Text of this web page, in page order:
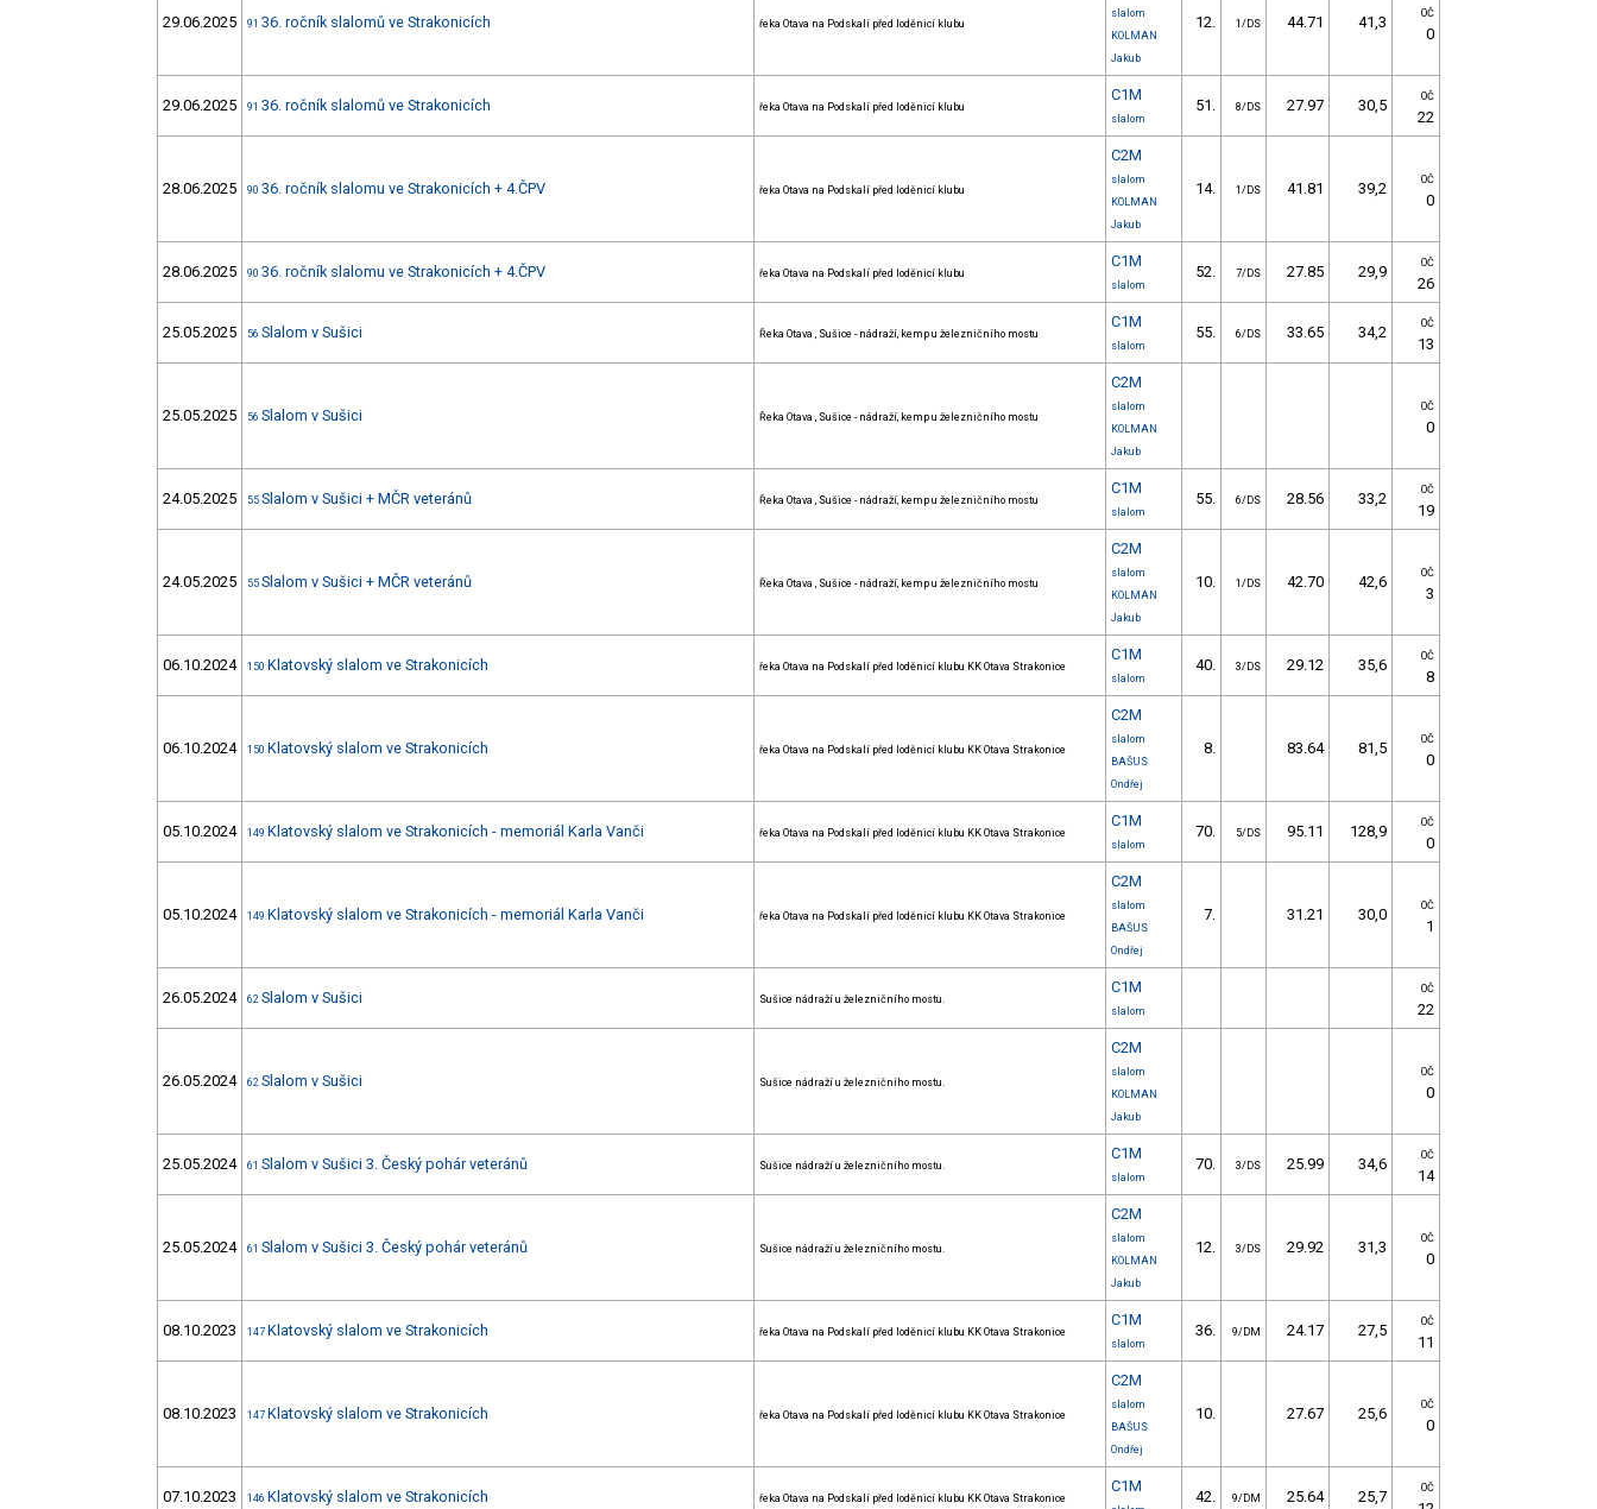
29.06.2025 91 36. ročník slalomů ve Strakonicích řeka Otava na Podskalí před loděnicí klubu
slalom
KOLMAN
Jakub
12. 1/DS 44.71 41,3 OČ
0
29.06.2025 91 36. ročník slalomů ve Strakonicích řeka Otava na Podskalí před loděnicí klubu
C1M
slalom
51. 8/DS 27.97 30,5 OČ
22
28.06.2025 90 36. ročník slalomu ve Strakonicích + 4.ČPV řeka Otava na Podskalí před loděnicí klubu
C2M
slalom
KOLMAN
Jakub
14. 1/DS 41.81 39,2 OČ
0
28.06.2025 90 36. ročník slalomu ve Strakonicích + 4.ČPV řeka Otava na Podskalí před loděnicí klubu
C1M
slalom
52. 7/DS 27.85 29,9 OČ
26
25.05.2025 56 Slalom v Sušici Řeka Otava , Sušice - nádraží, kemp u železničního mostu
C1M
slalom
55. 6/DS 33.65 34,2 OČ
13
25.05.2025 56 Slalom v Sušici Řeka Otava , Sušice - nádraží, kemp u železničního mostu
C2M
slalom
KOLMAN
Jakub
OČ
0
24.05.2025 55 Slalom v Sušici + MČR veteránů Řeka Otava , Sušice - nádraží, kemp u železničního mostu
C1M
slalom
55. 6/DS 28.56 33,2 OČ
19
24.05.2025 55 Slalom v Sušici + MČR veteránů Řeka Otava , Sušice - nádraží, kemp u železničního mostu
C2M
slalom
KOLMAN
Jakub
10. 1/DS 42.70 42,6 OČ
3
06.10.2024 150 Klatovský slalom ve Strakonicích řeka Otava na Podskalí před loděnicí klubu KK Otava Strakonice
C1M
slalom
40. 3/DS 29.12 35,6 OČ
8
06.10.2024 150 Klatovský slalom ve Strakonicích řeka Otava na Podskalí před loděnicí klubu KK Otava Strakonice
C2M
slalom
BAŠUS
Ondřej
8. 83.64 81,5 OČ
0
05.10.2024 149 Klatovský slalom ve Strakonicích - memoriál Karla Vanči řeka Otava na Podskalí před loděnicí klubu KK Otava Strakonice
C1M
slalom
70. 5/DS 95.11 128,9 OČ
0
05.10.2024 149 Klatovský slalom ve Strakonicích - memoriál Karla Vanči řeka Otava na Podskalí před loděnicí klubu KK Otava Strakonice
C2M
slalom
BAŠUS
Ondřej
7. 31.21 30,0 OČ
1
26.05.2024 62 Slalom v Sušici Sušice nádraží u železničního mostu.
C1M
slalom
OČ
22
26.05.2024 62 Slalom v Sušici Sušice nádraží u železničního mostu.
C2M
slalom
KOLMAN
Jakub
OČ
0
25.05.2024 61 Slalom v Sušici 3. Český pohár veteránů Sušice nádraží u železničního mostu.
C1M
slalom
70. 3/DS 25.99 34,6 OČ
14
25.05.2024 61 Slalom v Sušici 3. Český pohár veteránů Sušice nádraží u železničního mostu.
C2M
slalom
KOLMAN
Jakub
12. 3/DS 29.92 31,3 OČ
0
08.10.2023 147 Klatovský slalom ve Strakonicích řeka Otava na Podskalí před loděnicí klubu KK Otava Strakonice
C1M
slalom
36. 9/DM 24.17 27,5 OČ
11
08.10.2023 147 Klatovský slalom ve Strakonicích řeka Otava na Podskalí před loděnicí klubu KK Otava Strakonice
C2M
slalom
BAŠUS
Ondřej
10. 27.67 25,6 OČ
0
07.10.2023 146 Klatovský slalom ve Strakonicích řeka Otava na Podskalí před loděnicí klubu KK Otava Strakonice
C1M
42. 9/DM 25.64 25,7 OČ